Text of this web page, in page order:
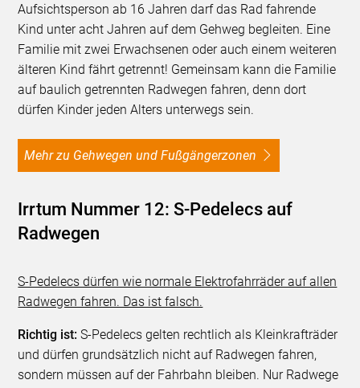
Aufsichtsperson ab 16 Jahren darf das Rad fahrende
Kind unter acht Jahren auf dem Gehweg begleiten. Eine
Familie mit zwei Erwachsenen oder auch einem weiteren
älteren Kind fährt getrennt! Gemeinsam kann die Familie
auf baulich getrennten Radwegen fahren, denn dort
dürfen Kinder jeden Alters unterwegs sein.
Mehr zu Gehwegen und Fußgängerzonen
Irrtum Nummer 12: S-Pedelecs auf
Radwegen
S-Pedelecs dürfen wie normale Elektrofahrräder auf allen
Radwegen fahren. Das ist falsch.
Richtig ist: S-Pedelecs gelten rechtlich als Kleinkrafträder
und dürfen grundsätzlich nicht auf Radwegen fahren,
sondern müssen auf der Fahrbahn bleiben. Nur Radwege